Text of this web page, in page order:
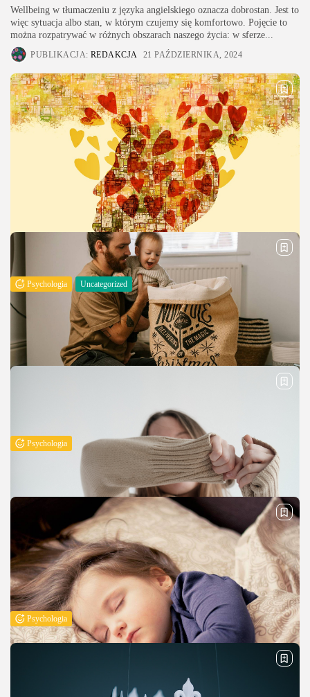
Wellbeing w tłumaczeniu z języka angielskiego oznacza dobrostan. Jest to
więc sytuacja albo stan, w którym czujemy się komfortowo. Pojęcie to
można rozpatrywać w różnych obszarach naszego życia: w sferze...
PUBLIKACJA: REDAKCJA 21 PAŹDZIERNIKA, 2024
Psychologia Uncategorized
Cechy charakteru i osobowości – pozytywne i
negatywne
Charakter i osobowość to fundamentalne elementy, które definiują
człowieka i jego sposób interakcji ze światem. Podczas gdy te terminy
często są używane zamiennie, mają one subtelne różnice. Charakter
odnosi się...
Psychologia
Maminsynek – analiza charakterystyki i wpływu
na rozwój osobowości
Maminsynek to termin, który często używany jest w odniesieniu do
mężczyzny, który utrzymuje silną i bliską relację z matką. Jest to pojęcie,
które może budzić różne emocje i kontrowersje, ale...
PUBLIKACJA: REDAKCJA 1 LUTEGO, 2024
Psychologia
Jak przezwyciężyć nieśmiałość?
swobodniej osiągać życiowe cele. Jednak na drodze do podejmowania
odważnych decyzji czy też po prostu adresowania własnego zdania, stoi